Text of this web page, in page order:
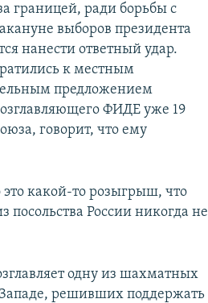
границей, ради борьбы с
выборов президента
нанести ответный удар.
к местным
предложением
ФИДЕ уже 19
говорит, что ему
это какой-то розыгрыш, что
России никогда не
одну из шахматных
решивших поддержать